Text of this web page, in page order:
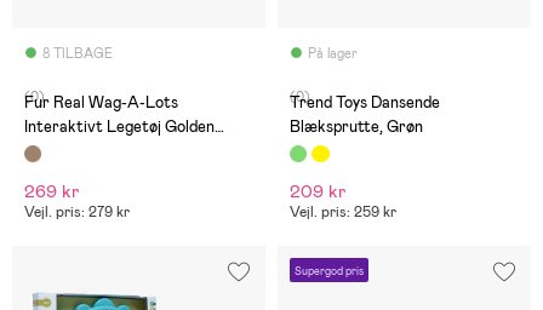
8 TILBAGE
(0)
Fur Real Wag-A-Lots
Interaktivt Legetøj Golden
Retriever
269 kr
Vejl. pris: 279 kr
På lager
(0)
Trend Toys Dansende
Blæksprutte, Grøn
209 kr
Vejl. pris: 259 kr
Supergod pris